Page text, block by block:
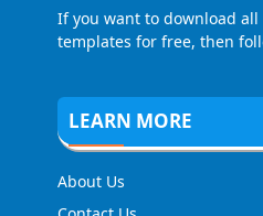
If you want to download
templates for free, then
LEARN MORE
About Us